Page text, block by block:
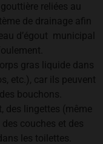
reliées au
de drainage afin
d’égout municipal
gras liquide dans
etc.), car ils peuvent
bouchons.
des lingettes (même
couches et des
les toilettes.